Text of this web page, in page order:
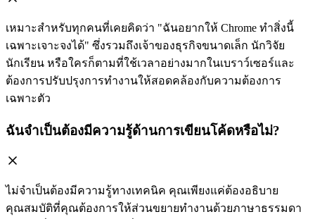
เหมาะสำหรับทุกคนที่เคยคิดว่า "ฉันอยากให้ Chrome ทำสิ่งนี้
เฉพาะเจาะจงได้" ซึ่งรวมถึงเจ้าของธุรกิจขนาดเล็ก นักวิจัย
นักเรียน หรือใครก็ตามที่ใช้เวลาอย่างมากในเบราว์เซอร์และ
ต้องการปรับปรุงการทำงานให้สอดคล้องกับความต้องการ
เฉพาะตัว
ฉันจำเป็นต้องมีความรู้ด้านการเขียนโค้ดหรือไม่?
ไม่จำเป็นต้องมีความรู้ทางเทคนิค คุณเพียงแค่ต้องอธิบาย
คุณสมบัติที่คุณต้องการให้ส่วนขยายทำงานด้วยภาษาธรรมดา